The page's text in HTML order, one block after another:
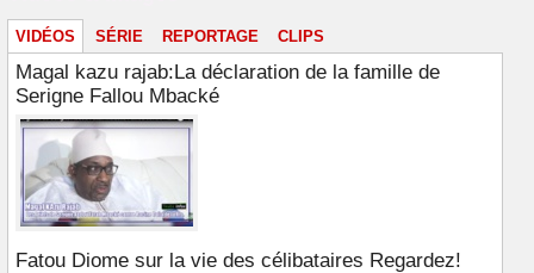
VIDÉOS SÉRIE REPORTAGE CLIPS
Magal kazu rajab:La déclaration de la famille de
Serigne Fallou Mbacké
Fatou Diome sur la vie des célibataires Regardez!